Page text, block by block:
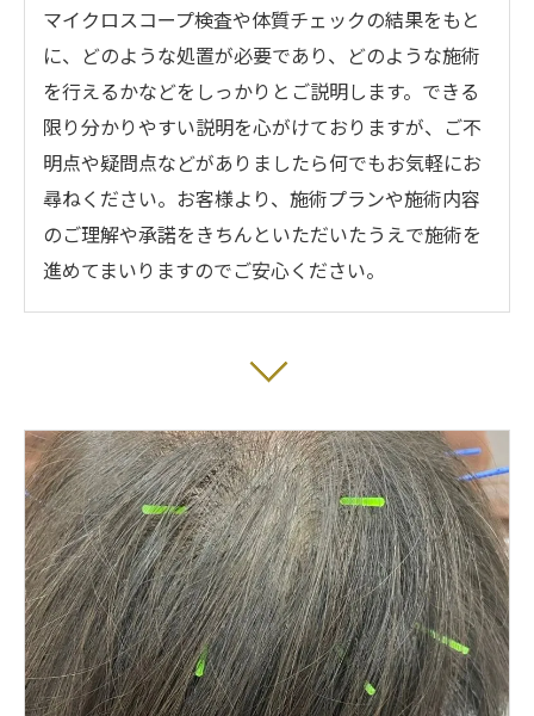
マイクロスコープ検査や体質チェックの結果をもと
に、どのような処置が必要であり、どのような施術
を行えるかなどをしっかりとご説明します。できる
限り分かりやすい説明を心がけておりますが、ご不
明点や疑問点などがありましたら何でもお気軽にお
尋ねください。お客様より、施術プランや施術内容
のご理解や承諾をきちんといただいたうえで施術を
進めてまいりますのでご安心ください。